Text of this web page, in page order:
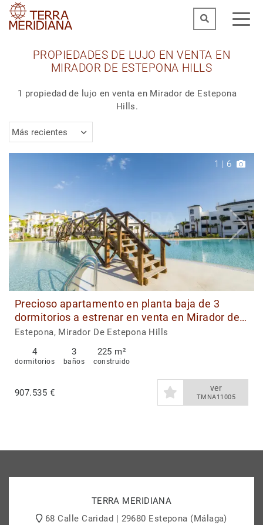
PROPIEDADES DE LUJO EN VENTA EN
MIRADOR DE ESTEPONA HILLS
1 propiedad de lujo en venta en Mirador de Estepona
Hills.
Más recientes
1 | 6
Precioso apartamento en planta baja de 3
dormitorios a estrenar en venta en Mirador de
Estepona Hills, Estepona
Estepona, Mirador De Estepona Hills
4
dormitorios
3
baños
225 m²
construido
907.535 € ver
TMNA11005
TERRA MERIDIANA
68 Calle Caridad | 29680 Estepona (Málaga)